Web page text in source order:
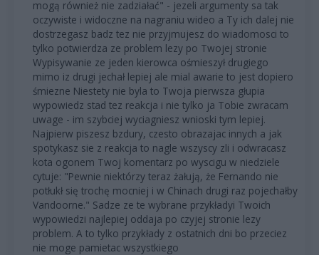
mogą również nie zadziałać" - jezeli argumenty sa tak
oczywiste i widoczne na nagraniu wideo a Ty ich dalej nie
dostrzegasz badz tez nie przyjmujesz do wiadomosci to
tylko potwierdza ze problem lezy po Twojej stronie
Wypisywanie ze jeden kierowca ośmieszył drugiego
mimo iz drugi jechał lepiej ale mial awarie to jest dopiero
śmiezne Niestety nie byla to Twoja pierwsza głupia
wypowiedz stad tez reakcja i nie tylko ja Tobie zwracam
uwage - im szybciej wyciagniesz wnioski tym lepiej.
Najpierw piszesz bzdury, czesto obrazajac innych a jak
spotykasz sie z reakcja to nagle wszyscy zli i odwracasz
kota ogonem Twoj komentarz po wyscigu w niedziele
cytuje: "Pewnie niektórzy teraz żałują, że Fernando nie
potłukł się trochę mocniej i w Chinach drugi raz pojechałby
Vandoorne." Sadze ze te wybrane przykładyi Twoich
wypowiedzi najlepiej oddaja po czyjej stronie lezy
problem. A to tylko przykłady z ostatnich dni bo przeciez
nie moge pamietac wszystkiego